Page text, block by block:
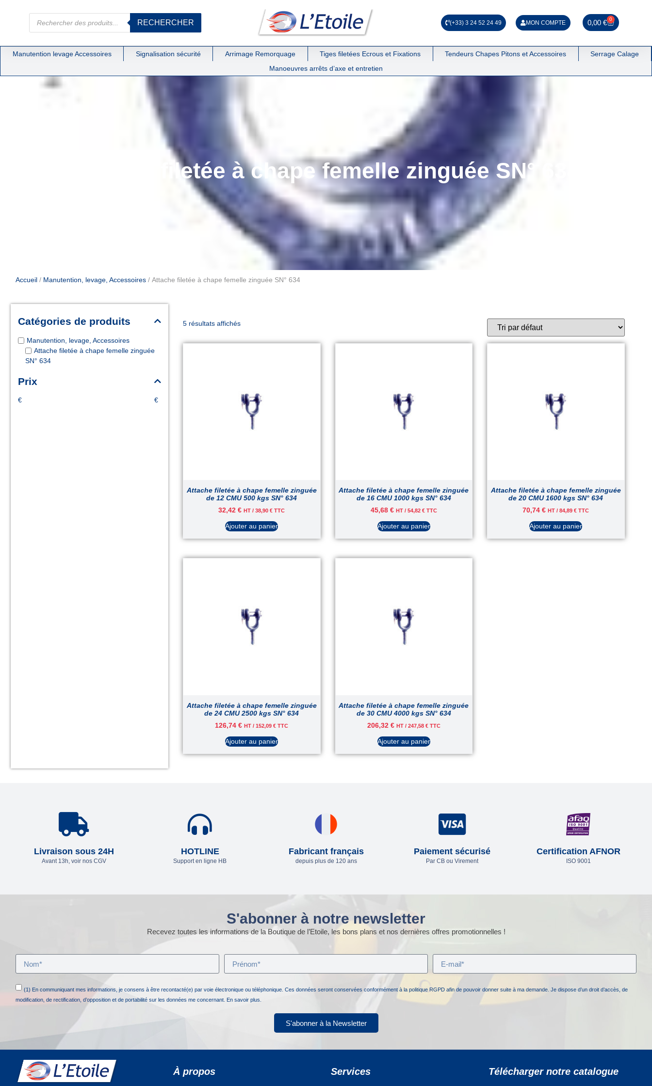
RECHERCHER (+33) 3 24 52 24 49 MON COMPTE 0,00€ 0
Manutention levage Accessoires Signalisation sécurité Arrimage Remorquage Tiges filetées Ecrous et Fixations Tendeurs Chapes Pitons et Accessoires
Serrage Calage
Manoeuvres arrêts d’axe et entretien
Attache filetée à chape femelle zinguée SN° 634
Accueil / Manutention, levage, Accessoires / Attache filetée à chape femelle zinguée SN° 634
Catégories de produits
Manutention, levage, Accessoires
Attache filetée à chape femelle zinguée
SN° 634
Prix
€ €
5 résultats affichés
Attache filetée à chape femelle zinguée
de 12 CMU 500 kgs SN° 634
32,42€ HT /38,90€ TTC
Ajouter au panier
Attache filetée à chape femelle zinguée
de 16 CMU 1000 kgs SN° 634
45,68 € HT / 54,82 €TTC
Ajouter au panier
Attache filetée à chape femelle zinguée
de 20 CMU 1600 kgs SN° 634
70,74€ HT /84,89€ TTC
Ajouter au panier
Attache filetée à chape femelle zinguée
de 24 CMU 2500 kgs SN° 634
126,74€ HT /152,09€ TTC
Ajouter au panier
Attache filetée à chape femelle zinguée
de 30 CMU 4000 kgs SN° 634
206,32 € HT / 247,58 €TTC
Ajouter au panier
Livraison sous 24H
Avant 13h, voir nos CGV
HOTLINE
Support en ligne HB
Fabricant français
depuis plus de 120 ans
Paiement sécurisé
Par CB ou Virement
Certification AFNOR
ISO 9001
S'abonner à notre newsletter
Recevez toutes les informations de la Boutique de l’Etoile, les bons plans et nos dernières offres promotionnelles !
(1) En communiquant mes informations, je consens à être recontacté(e) par voie électronique ou téléphonique. Ces données seront conservées conformément à la politique RGPD afin de pouvoir donner suite à ma demande. Je dispose d’un droit d’accès, de
modification, de rectification, d’opposition et de portabilité sur les données me concernant. En savoir plus.
S'abonner à la Newsletter
À propos Services Télécharger notre catalogue